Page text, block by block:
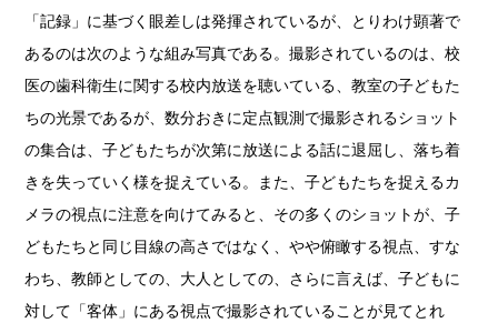
「記録」に基づく眼差しは発揮されているが、とりわけ顕著で
あるのは次のような組み写真である。撮影されているのは、校
医の歯科衛生に関する校内放送を聴いている、教室の子どもた
ちの光景であるが、数分おきに定点観測で撮影されるショット
の集合は、子どもたちが次第に放送による話に退屈し、落ち着
きを失っていく様を捉えている。また、子どもたちを捉えるカ
メラの視点に注意を向けてみると、その多くのショットが、子
どもたちと同じ目線の高さではなく、やや俯瞰する視点、すな
わち、教師としての、大人としての、さらに言えば、子どもに
対して「客体」にある視点で撮影されていることが見てとれ